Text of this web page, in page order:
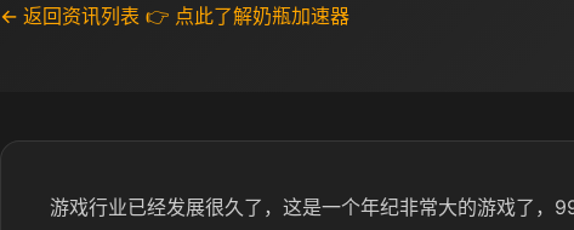
← 返回资讯列表 👉 点此了解奶瓶加速器
游戏行业已经发展很久了，这是一个年纪非常大的游戏了，